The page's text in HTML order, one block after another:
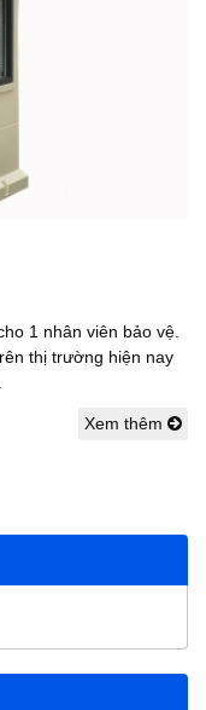
1 nhân viên bảo vệ.
thị trường hiện nay
Xem thêm